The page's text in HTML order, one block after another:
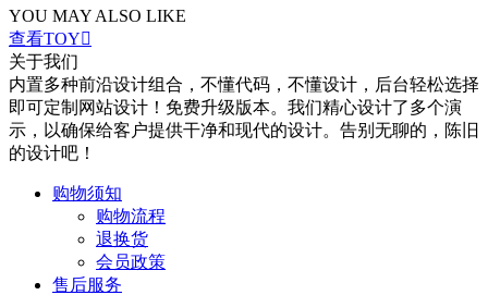
YOU MAY ALSO LIKE
查看TOY
关于我们
内置多种前沿设计组合，不懂代码，不懂设计，后台轻松选择
即可定制网站设计！免费升级版本。我们精心设计了多个演
示，以确保给客户提供干净和现代的设计。告别无聊的，陈旧
的设计吧！
购物须知
购物流程
退换货
会员政策
售后服务